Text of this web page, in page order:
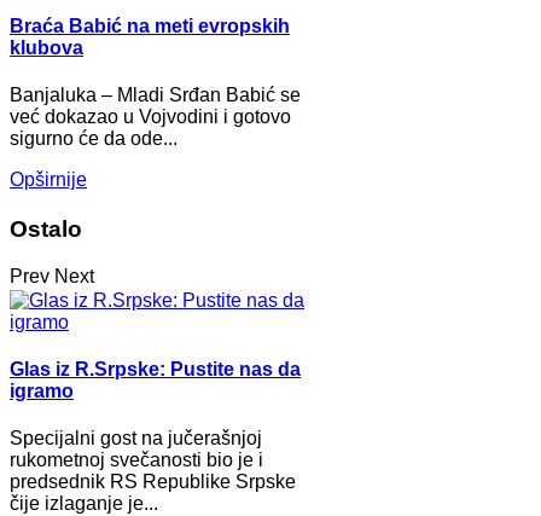
Braća Babić na meti evropskih
klubova
Banjaluka – Mladi Srđan Babić se
već dokazao u Vojvodini i gotovo
sigurno će da ode...
Opširnije
Ostalo
Prev Next
Glas iz R.Srpske: Pustite nas da
igramo
Specijalni gost na jučerašnjoj
rukometnoj svečanosti bio je i
predsednik RS Republike Srpske
čije izlaganje je...